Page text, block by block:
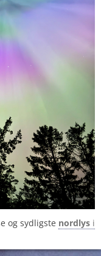
og sydligste nordlys i